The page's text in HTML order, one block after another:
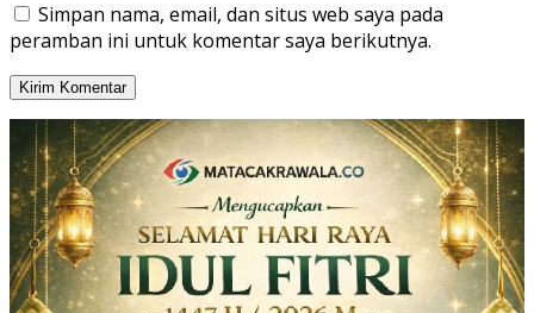
Simpan nama, email, dan situs web saya pada
peramban ini untuk komentar saya berikutnya.